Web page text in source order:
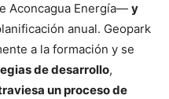
Aconcagua Energía— y
anual. Geopark
a la formación y se
de desarrollo,
un proceso de